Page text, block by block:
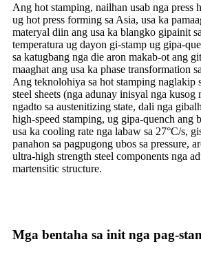
Ang hot stamping, nailhan usab nga press
ug hot press forming sa Asia, usa ka
materyal diin ang usa ka blangko gipainit
temperatura ug dayon gi-stamp ug gipa-
sa katugbang nga die aron makab-ot ang
maaghat ang usa ka phase transformation
Ang teknolohiya sa hot stamping naglakip
steel sheets (nga adunay inisyal nga
ngadto sa austenitizing state, dali nga
high-speed stamping, ug gipa-quench ang
usa ka cooling rate nga labaw sa 27°C/s,
panahon sa pagpugong ubos sa pressure,
ultra-high strength steel components nga
martensitic structure.
Mga bentaha sa init nga pag-